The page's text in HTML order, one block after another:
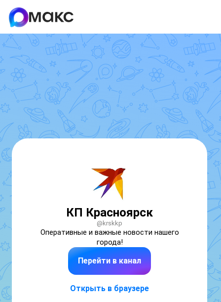
КП Красноярск
@krskkp
Оперативные и важные новости нашего
города!
Перейти в канал
Открыть в браузере